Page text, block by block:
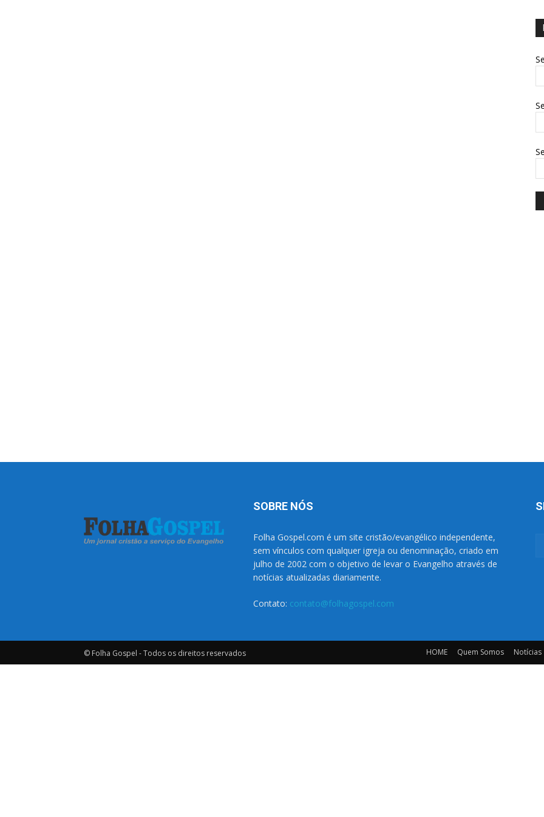
SOBRE NÓS
Folha Gospel.com é um site cristão/evangélico independente,
sem vínculos com qualquer igreja ou denominação, criado em
julho de 2002 com o objetivo de levar o Evangelho através de
notícias atualizadas diariamente.
Contato: contato@folhagospel.com
© Folha Gospel - Todos os direitos reservados HOME Quem Somos Notícias